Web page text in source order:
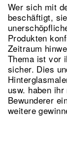
Wer sich mit
beschäftigt,
Produkten
Zeitraum
Thema ist vor
sicher. Dies
usw. haben
Bewunderer
weitere